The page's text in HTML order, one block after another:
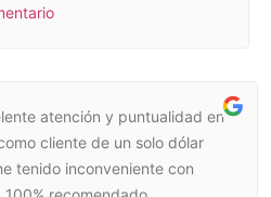
atención y puntualidad en
cliente de un solo dólar
tenido inconveniente con